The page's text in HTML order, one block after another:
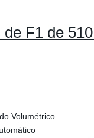
F1 de
Volumétrico